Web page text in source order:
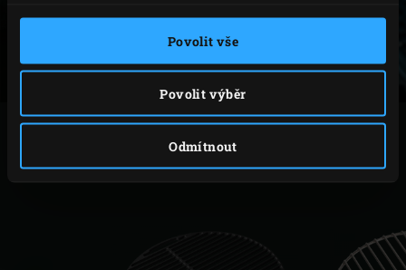
Povolit vše
Povolit výběr
Odmítnout
PŘÍSLUŠENSTVÍ